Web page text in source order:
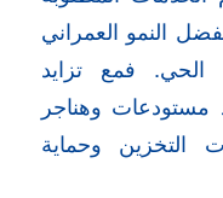
النمو العمراني
الحي. فمع تزايد
مستودعات وهناجر
التخزين وحماية